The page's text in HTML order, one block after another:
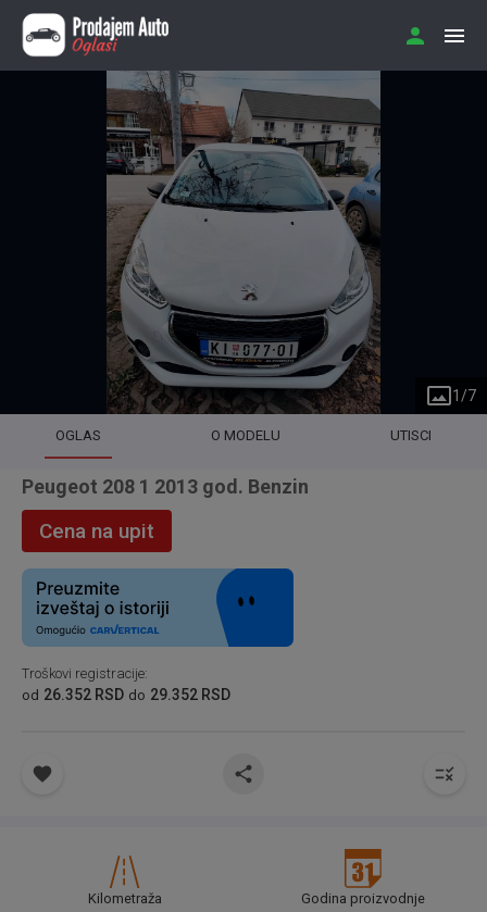
1 /7
OGLAS O MODELU UTISCI
Peugeot 208 1 2013 god. Benzin
Cena na upit
Troškovi registracije:
od 26.352 RSD do 29.352 RSD
Kilometraža Godina proizvodnje